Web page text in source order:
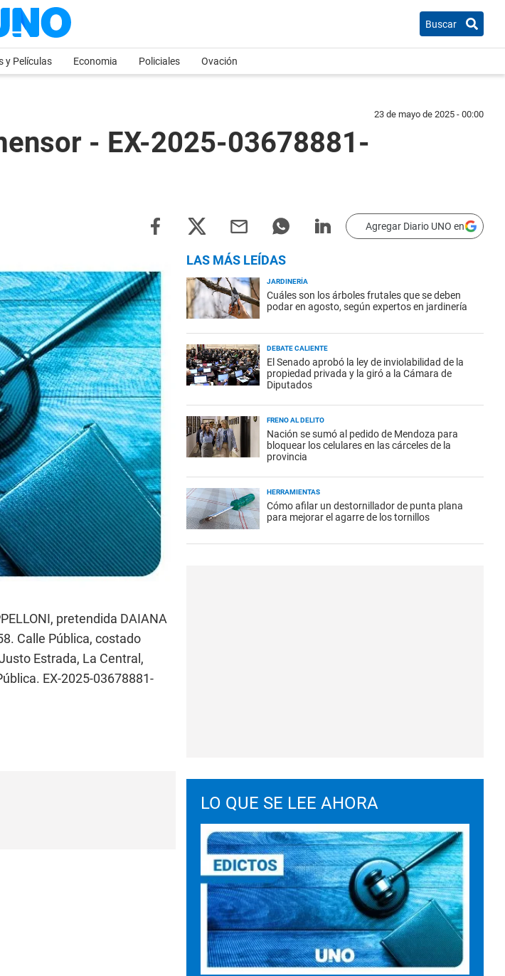
Buscar
y Películas Economia Policiales Ovación
23 de mayo de 2025 - 00:00
- EX-2025-03678881-
Agregar Diario UNO en
pretendida DAIANA
Calle Pública, costado
Estrada, La Central,
EX-2025-03678881-
LAS MÁS LEÍDAS
JARDINERÍA
Cuáles son los árboles frutales que se deben
podar en agosto, según expertos en jardinería
DEBATE CALIENTE
El Senado aprobó la ley de inviolabilidad de la
propiedad privada y la giró a la Cámara de
Diputados
FRENO AL DELITO
Nación se sumó al pedido de Mendoza para
bloquear los celulares en las cárceles de la
provincia
HERRAMIENTAS
Cómo afilar un destornillador de punta plana
para mejorar el agarre de los tornillos
LO QUE SE LEE AHORA